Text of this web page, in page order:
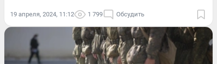
19 апреля, 2024, 11:12 1 799 Обсудить